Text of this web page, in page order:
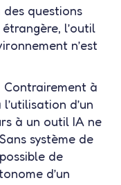
questions
l’outil
n’est
Contrairement à
d’un
à un outil IA ne
système de
de
d’un